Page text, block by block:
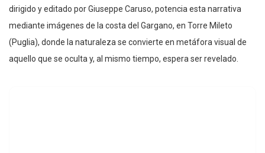
dirigido y editado por Giuseppe Caruso, potencia esta narrativa
mediante imágenes de la costa del Gargano, en Torre Mileto
(Puglia), donde la naturaleza se convierte en metáfora visual de
aquello que se oculta y, al mismo tiempo, espera ser revelado.